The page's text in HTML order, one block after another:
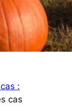
:
cas